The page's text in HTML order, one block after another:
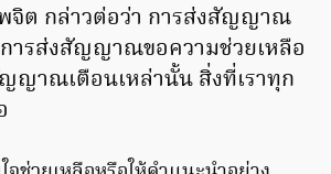
จิต กล่าวต่อว่า การส่งสัญญาณ
ารส่งสัญญาณขอความช่วยเหลือ
ญาณเตือนเหล่านั้น สิ่งที่เราทุก